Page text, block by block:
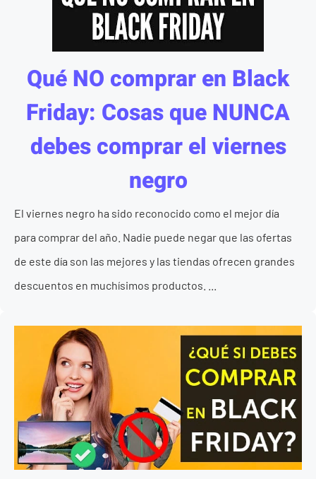
Qué NO comprar en Black
Friday: Cosas que NUNCA
debes comprar el viernes
negro
El viernes negro ha sido reconocido como el mejor día
para comprar del año. Nadie puede negar que las ofertas
de este día son las mejores y las tiendas ofrecen grandes
descuentos en muchísimos productos. ...